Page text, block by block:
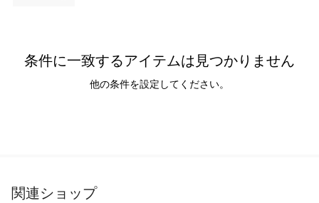
条件に一致するアイテムは見つかりません
他の条件を設定してください。
関連ショップ